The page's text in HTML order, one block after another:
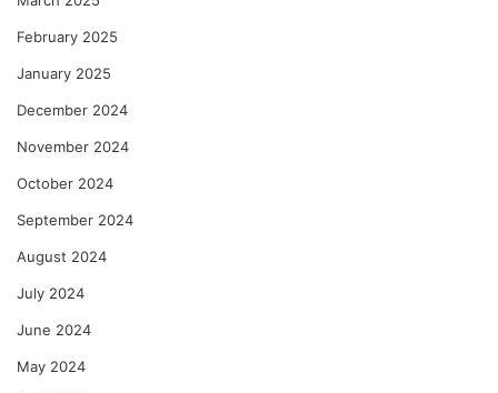
February 2025
January 2025
December 2024
November 2024
October 2024
September 2024
August 2024
July 2024
June 2024
May 2024